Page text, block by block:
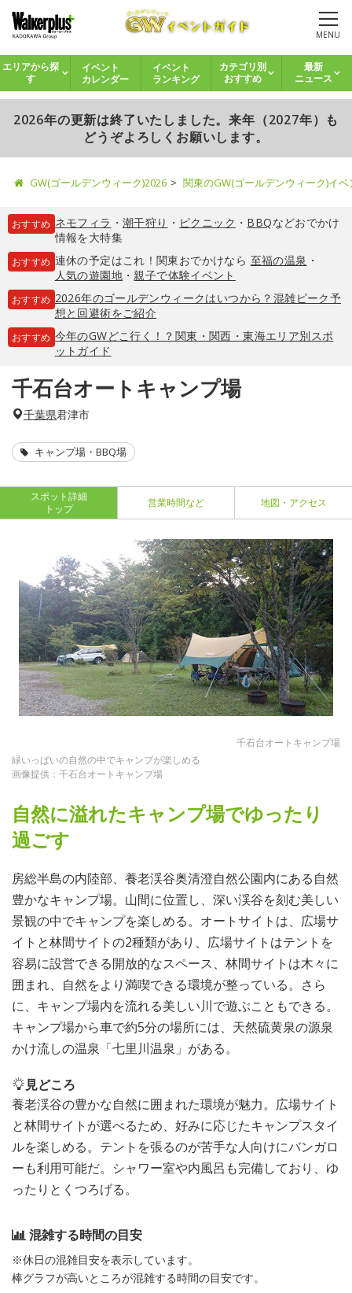
MENU
エリアから探
す
イベント
カレンダー
イベント
ランキング
カテゴリ別
おすすめ
最新
ニュース
2026年の更新は終了いたしました。来年（2027年）も
どうぞよろしくお願いします。
GW(ゴールデンウィーク)2026 関東のGW(ゴールデンウィーク)イ
おすすめ ネモフィラ ・ 潮干狩り ・ ピクニック ・ BBQなどおでかけ
情報を大特集
おすすめ 連休の予定はこれ！関東おでかけなら 至福の温泉 ・
人気の遊園地・親子で体験イベント
おすすめ 2026年のゴールデンウィークはいつから？混雑ピーク予
想と回避術をご紹介
おすすめ 今年のGWどこ行く！？関東・関西・東海エリア別スポ
ットガイド
千石台オートキャンプ場
千葉県君津市
キャンプ場・BBQ場
スポット詳細
トップ
営業時間など 地図・アクセス
千石台オートキャンプ場
緑いっぱいの自然の中でキャンプが楽しめる
画像提供：千石台オートキャンプ場
自然に溢れたキャンプ場でゆったり
過ごす
房総半島の内陸部、養老渓谷奥清澄自然公園内にある自然
豊かなキャンプ場。山間に位置し、深い渓谷を刻む美しい
景観の中でキャンプを楽しめる。オートサイトは、広場サ
イトと林間サイトの2種類があり、広場サイトはテントを
容易に設営できる開放的なスペース、林間サイトは木々に
囲まれ、自然をより満喫できる環境が整っている。さら
に、キャンプ場内を流れる美しい川で遊ぶこともできる。
キャンプ場から車で約5分の場所には、天然硫黄泉の源泉
かけ流しの温泉「七里川温泉」がある。
見どころ
養老渓谷の豊かな自然に囲まれた環境が魅力。広場サイト
と林間サイトが選べるため、好みに応じたキャンプスタイ
ルを楽しめる。テントを張るのが苦手な人向けにバンガロ
ーも利用可能だ。シャワー室や内風呂も完備しており、ゆ
ったりとくつろげる。
混雑する時間の目安
※休日の混雑目安を表示しています。
棒グラフが高いところが混雑する時間の目安です。